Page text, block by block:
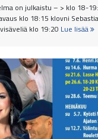
on julkaistu – > klo 18-
klo 18:15 klovni
klo 19:20 Lue lisää